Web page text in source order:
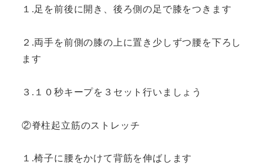
１.足を前後に開き、後ろ側の足で膝をつきます
２.両手を前側の膝の上に置き少しずつ腰を下ろし
ます
３.１０秒キープを３セット行いましょう
②脊柱起立筋のストレッチ
１.椅子に腰をかけて背筋を伸ばします